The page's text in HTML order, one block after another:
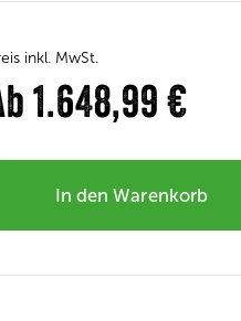
inkl. MwSt.
1.648,99 €
In den Warenkorb